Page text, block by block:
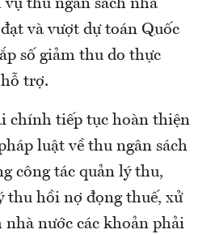
thu ngân sách nhà
và vượt dự toán Quốc
số giảm thu do thực
trợ.
chính tiếp tục hoàn thiện
luật về thu ngân sách
công tác quản lý thu,
thu hồi nợ đọng thuế, xử
nhà nước các khoản phải